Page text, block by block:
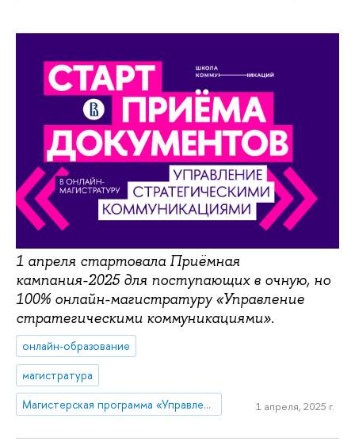
1 апреля стартовала Приёмная
кампания-2025 для поступающих в очную, но
100% онлайн-магистратуру «Управление
стратегическими коммуникациями».
онлайн-образование
магистратура
Магистерская программа «Управление стратегическими коммуникациями»
1 апреля, 2025 г.